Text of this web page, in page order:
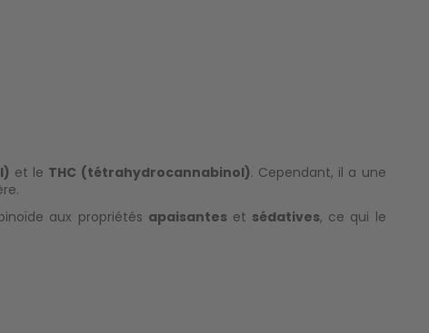
et le THC (tétrahydrocannabinol). Cependant, il a une
aux propriétés apaisanteset sédatives, ce qui le